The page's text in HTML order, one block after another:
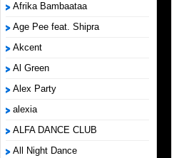
Afrika Bambaataa
Age Pee feat. Shipra
Akcent
Al Green
Alex Party
alexia
ALFA DANCE CLUB
All Night Dance